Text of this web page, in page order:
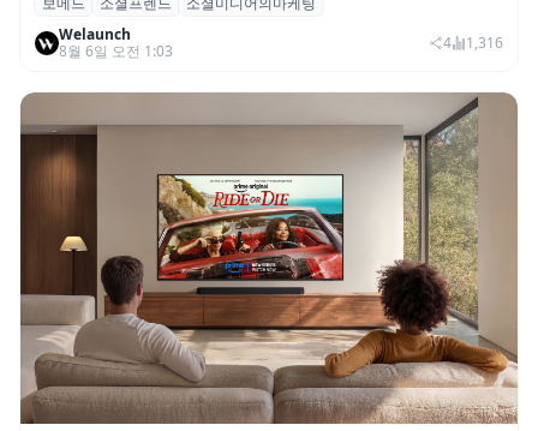
보메드 ‘소셜프렌드’, 유튜브·인스타 등 6개
SNS 마케팅 통합 지원
Welaunch
8월 6일 오전 1:03
4 1,316